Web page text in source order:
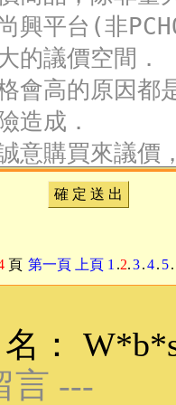
確 定 送 出
頁 第一頁 上頁 1 .2.3.4. 5.
言 ---